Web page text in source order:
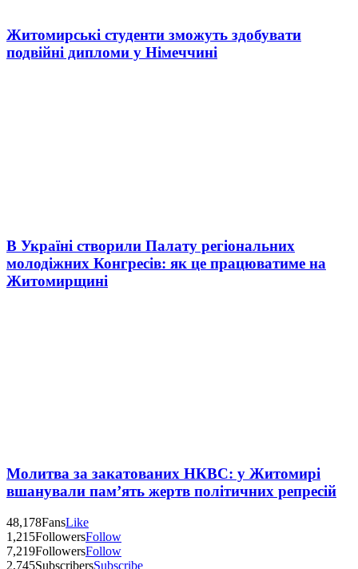
Житомирські студенти зможуть здобувати
подвійні дипломи у Німеччині
В Україні створили Палату регіональних
молодіжних Конгресів: як це працюватиме на
Житомирщині
Молитва за закатованих НКВС: у Житомирі
вшанували пам’ять жертв політичних репресій
48,178FansLike
1,215FollowersFollow
7,219FollowersFollow
2,745SubscribersSubscribe